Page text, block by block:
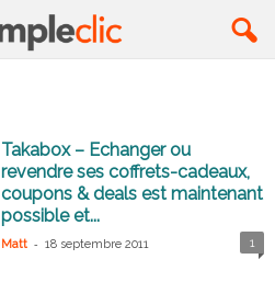
Takabox – Echanger ou
revendre ses coffrets-cadeaux,
coupons & deals est maintenant
possible et...
Matt - 18 septembre 2011 1